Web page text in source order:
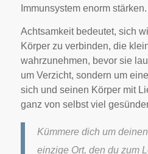
Immunsystem enorm stärken.
Achtsamkeit bedeutet, sich
Körper zu verbinden, die
wahrzunehmen, bevor sie
um Verzicht, sondern um
sich und seinen Körper mit
ganz von selbst viel
Kümmere dich um
einzige Ort, den du zum